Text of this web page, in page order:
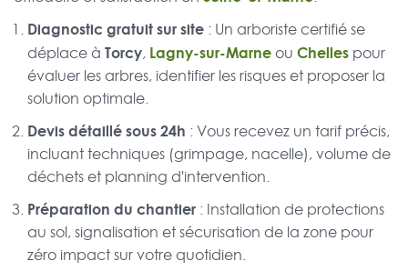
Diagnostic gratuit sur site : Un arboriste certifié se
déplace à Torcy, Lagny-sur-Marneou Chelles pour
évaluer les arbres, identifier les risques et proposer la
solution optimale.
Devis détaillé sous 24h : Vous recevez un tarif précis,
incluant techniques (grimpage, nacelle), volume de
déchets et planning d'intervention.
Préparation du chantier : Installation de protections
au sol, signalisation et sécurisation de la zone pour
zéro impact sur votre quotidien.